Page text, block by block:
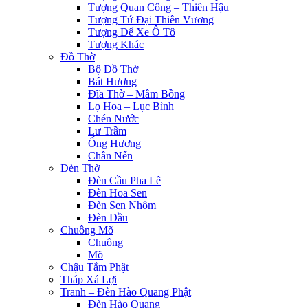
Tượng Quan Công – Thiên Hậu
Tượng Tứ Đại Thiên Vương
Tượng Để Xe Ô Tô
Tượng Khác
Đồ Thờ
Bộ Đồ Thờ
Bát Hương
Đĩa Thờ – Mâm Bồng
Lọ Hoa – Lục Bình
Chén Nước
Lư Trầm
Ống Hương
Chân Nến
Đèn Thờ
Đèn Cầu Pha Lê
Đèn Hoa Sen
Đèn Sen Nhôm
Đèn Dầu
Chuông Mõ
Chuông
Mõ
Chậu Tắm Phật
Tháp Xá Lợi
Tranh – Đèn Hào Quang Phật
Đèn Hào Quang